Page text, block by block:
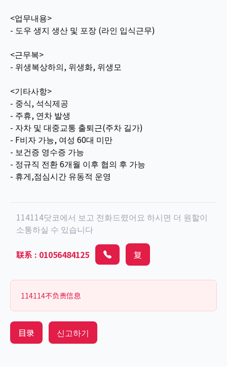
<업무내용>
- 도우 생지 생산 및 포장 (라인 입식근무)
<근무복>
- 위생복상하의, 위생화, 위생모
<기타사항>
- 중식, 석식제공
- 주휴, 연차 발생
- 자차 및 대중교통 출퇴근(주차 길가)
- F비자 가능, 여성 60대 미만
- 보건증 영수증 가능
- 정규직 전환 6개월 이후 협의 후 가능
- 휴게,점심시간 유동적 운영
114114닷코에서 보고 전화드렸어요 하시면 더 원할이
소통하실 수 있습니다
联系 : 01056484125 复
114114不负责信息
目录 신고하기